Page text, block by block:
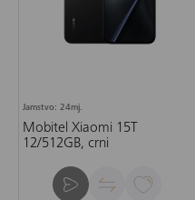
Jamstvo: 24mj.
Mobitel Xiaomi 15T
12/512GB, crni